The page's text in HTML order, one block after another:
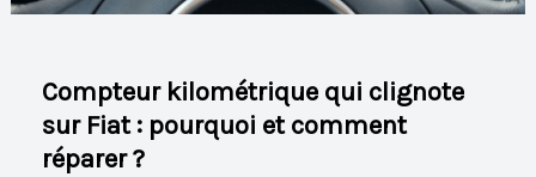
Compteur kilométrique qui clignote
sur Fiat : pourquoi et comment
réparer ?
et
réparer